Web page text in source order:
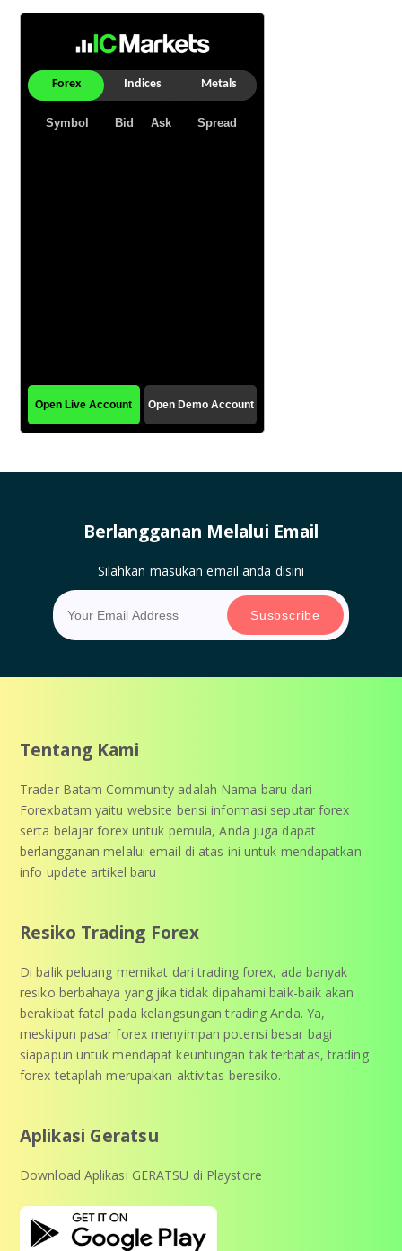
Berlangganan Melalui Email
Silahkan masukan email anda disini
Tentang Kami
Trader Batam Community adalah Nama baru dari
Forexbatam yaitu website berisi informasi seputar forex
serta belajar forex untuk pemula, Anda juga dapat
berlangganan melalui email di atas ini untuk mendapatkan
info update artikel baru
Resiko Trading Forex
Di balik peluang memikat dari trading forex, ada banyak
resiko berbahaya yang jika tidak dipahami baik-baik akan
berakibat fatal pada kelangsungan trading Anda. Ya,
meskipun pasar forex menyimpan potensi besar bagi
siapapun untuk mendapat keuntungan tak terbatas, trading
forex tetaplah merupakan aktivitas beresiko.
Aplikasi Geratsu
Download Aplikasi GERATSU di Playstore